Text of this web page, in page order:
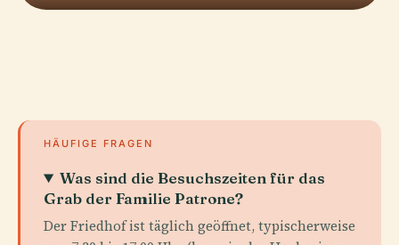
HÄUFIGE FRAGEN
Was sind die Besuchszeiten für das
Grab der Familie Patrone?
Der Friedhof ist täglich geöffnet, typischerweise